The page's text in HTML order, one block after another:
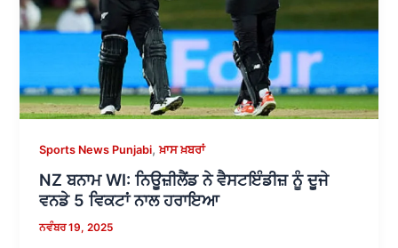
Sports News Punjabi,ਖ਼ਾਸ ਖ਼ਬਰਾਂ
NZ ਬਨਾਮ WI: ਨਿਊਜ਼ੀਲੈਂਡ ਨੇ ਵੈਸਟਇੰਡੀਜ਼ ਨੂੰ ਦੂਜੇ
ਵਨਡੇ 5 ਵਿਕਟਾਂ ਨਾਲ ਹਰਾਇਆ
ਨਵੰਬਰ 19, 2025